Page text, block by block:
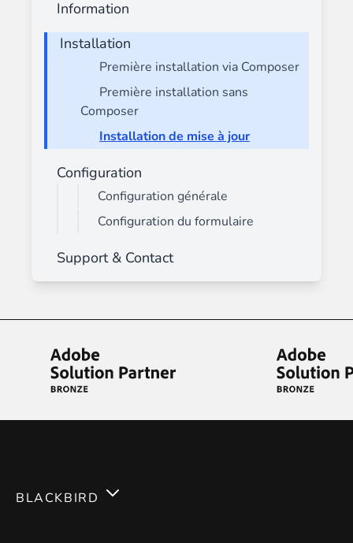
Information
Installation
Première installation via Composer
Première installation sans
Composer
Installation de mise à jour
Configuration
Configuration générale
Configuration du formulaire
Support & Contact
BLACKBIRD